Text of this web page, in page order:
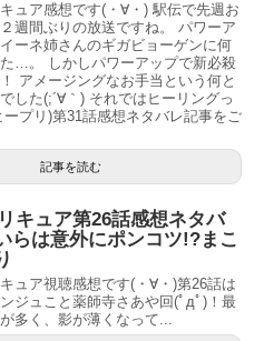
ュア感想です(・∀・) 駅伝で先週お
週間ぶりの放送ですね。 パワーア
ーネ姉さんのギガビョーゲンに何
…。 しかしパワーアップで新必殺
アメージングなお手当という何と
した(;´∀｀) それではヒーリングっ
ープリ)第31話感想ネタバレ記事をご
記事を読む
キュア第26話感想ネタバ
らは意外にポンコツ!?まこ
ュア視聴感想です(・∀・)第26話は
ジュこと薬師寺さあや回(ﾟдﾟ)！最
多く、影が薄くなって...